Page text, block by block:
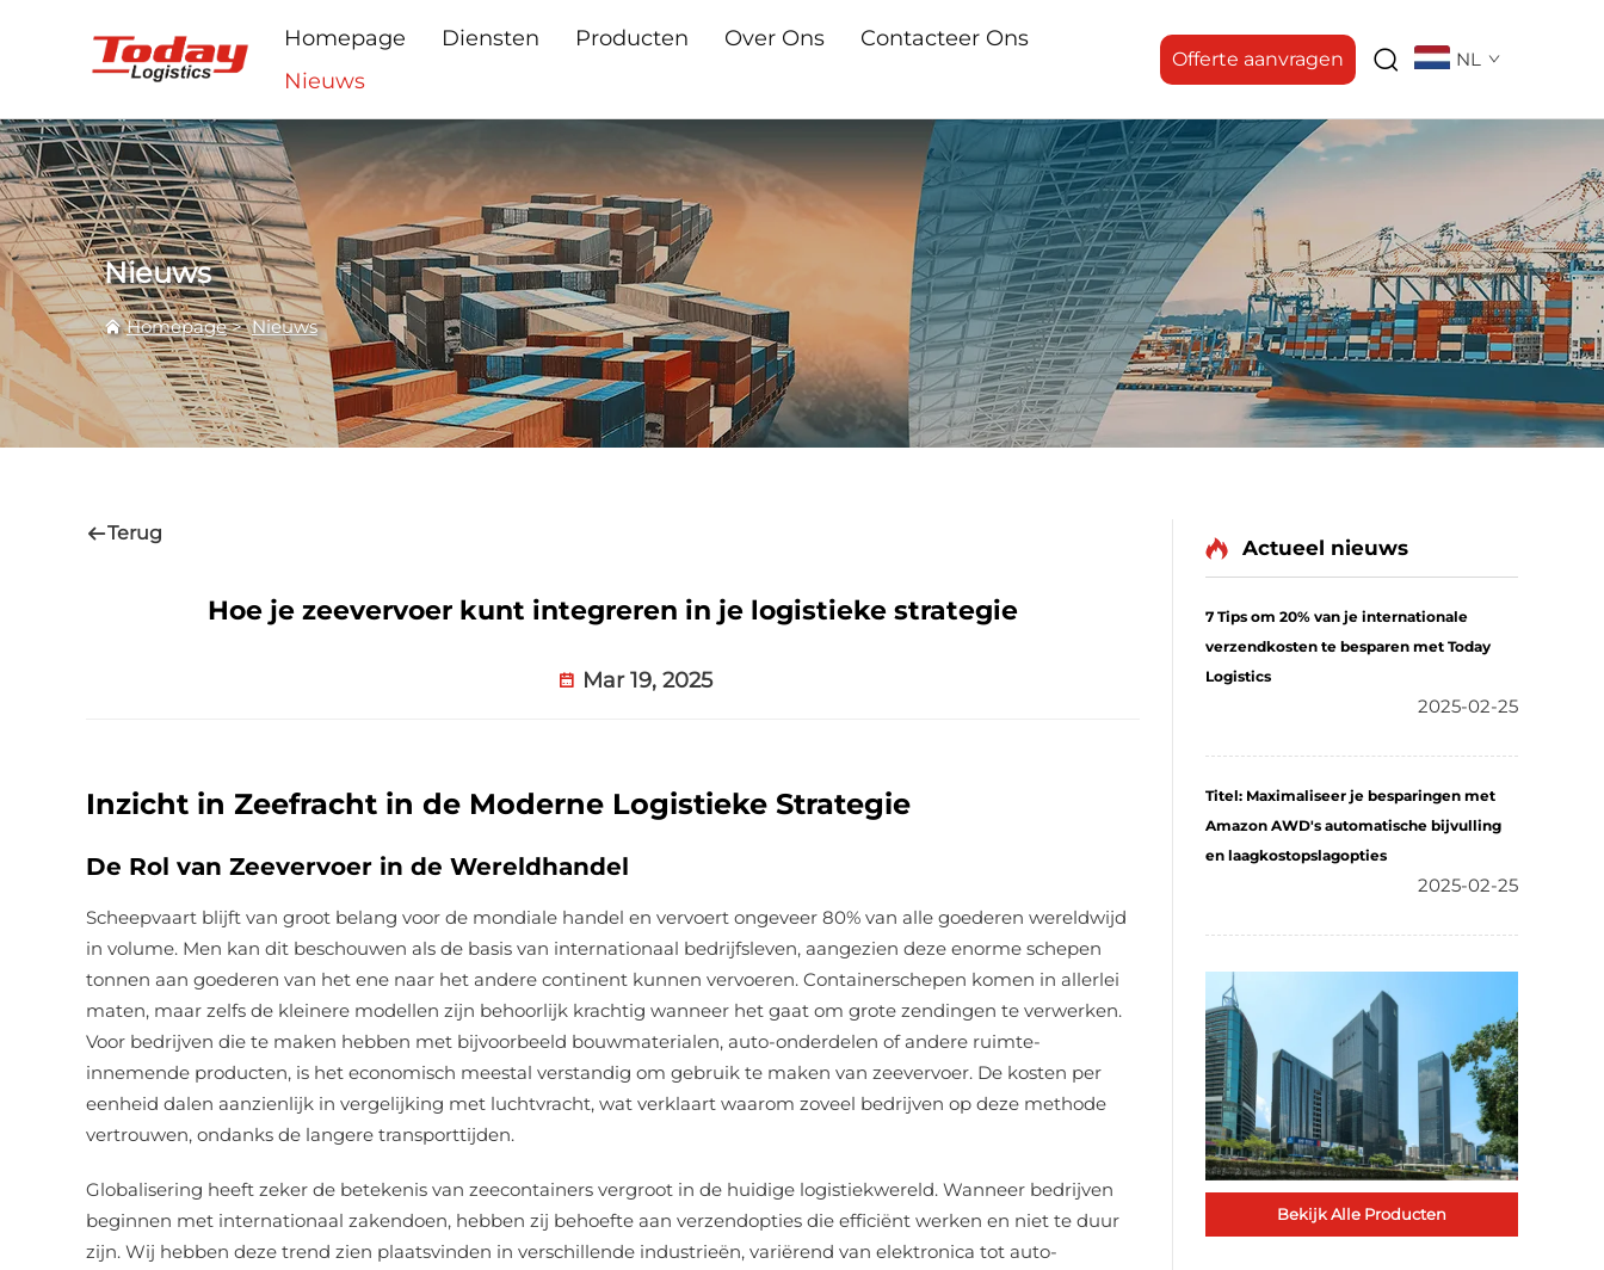
Homepage Diensten Producten Over Ons
Contacteer Ons
Nieuws
Offerte aanvragen NL
Nieuws
Homepage>Nieuws
Terug
Hoe je zeevervoer kunt integreren in je logistieke strategie
Mar 19, 2025
Inzicht in Zeefracht in de Moderne Logistieke Strategie
De Rol van Zeevervoer in de Wereldhandel
Scheepvaart blijft van groot belang voor de mondiale handel en vervoert ongeveer 80% van alle goederen wereldwijd
in volume. Men kan dit beschouwen als de basis van internationaal bedrijfsleven, aangezien deze enorme schepen
tonnen aan goederen van het ene naar het andere continent kunnen vervoeren. Containerschepen komen in allerlei
maten, maar zelfs de kleinere modellen zijn behoorlijk krachtig wanneer het gaat om grote zendingen te verwerken.
Voor bedrijven die te maken hebben met bijvoorbeeld bouwmaterialen, auto-onderdelen of andere ruimte-
innemende producten, is het economisch meestal verstandig om gebruik te maken van zeevervoer. De kosten per
eenheid dalen aanzienlijk in vergelijking met luchtvracht, wat verklaart waarom zoveel bedrijven op deze methode
vertrouwen, ondanks de langere transporttijden.
Globalisering heeft zeker de betekenis van zeecontainers vergroot in de huidige logistiekwereld. Wanneer bedrijven
beginnen met internationaal zakendoen, hebben zij behoefte aan verzendopties die efficiënt werken en niet te duur
zijn. Wij hebben deze trend zien plaatsvinden in verschillende industrieën, variërend van elektronica tot auto-
Actueel nieuws
7 Tips om 20% van je internationale
verzendkosten te besparen met Today
Logistics
2025-02-25
Titel: Maximaliseer je besparingen met
Amazon AWD's automatische bijvulling
en laagkostopslagopties
2025-02-25
Bekijk Alle Producten